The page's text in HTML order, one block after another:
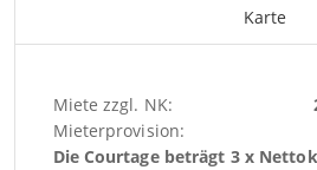
Karte
Miete zzgl. NK:
Mieterprovision:
Die Courtage beträgt 3 x